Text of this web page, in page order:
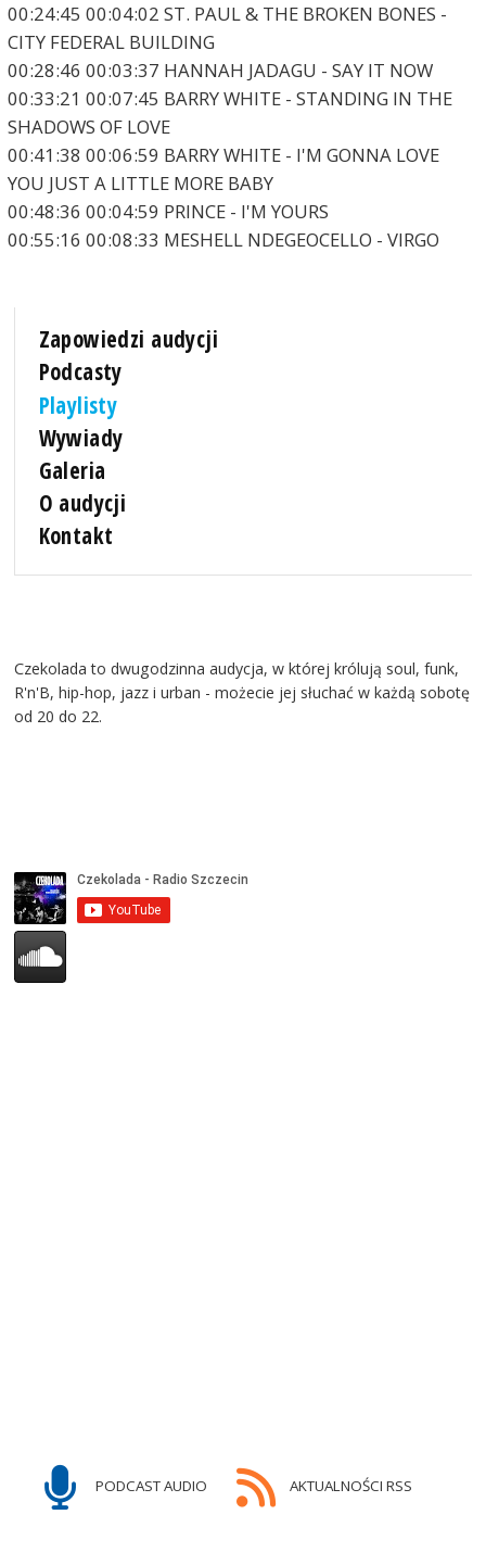
00:24:45 00:04:02 ST. PAUL & THE BROKEN BONES -
CITY FEDERAL BUILDING
00:28:46 00:03:37 HANNAH JADAGU - SAY IT NOW
00:33:21 00:07:45 BARRY WHITE - STANDING IN THE
SHADOWS OF LOVE
00:41:38 00:06:59 BARRY WHITE - I'M GONNA LOVE
YOU JUST A LITTLE MORE BABY
00:48:36 00:04:59 PRINCE - I'M YOURS
00:55:16 00:08:33 MESHELL NDEGEOCELLO - VIRGO
Zapowiedzi audycji
Podcasty
Playlisty
Wywiady
Galeria
O audycji
Kontakt
Czekolada to dwugodzinna audycja, w której królują soul, funk,
R'n'B, hip-hop, jazz i urban - możecie jej słuchać w każdą sobotę
od 20 do 22.
PODCAST AUDIO AKTUALNOŚCI RSS